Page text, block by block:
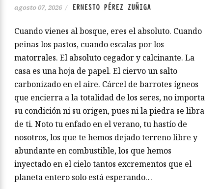
agosto 07, 2026 / ERNESTO PÉREZ ZUÑIGA
Cuando vienes al bosque, eres el absoluto. Cuando
peinas los pastos, cuando escalas por los
matorrales. El absoluto cegador y calcinante. La
casa es una hoja de papel. El ciervo un salto
carbonizado en el aire. Cárcel de barrotes ígneos
que encierra a la totalidad de los seres, no importa
su condición ni su origen, pues ni la piedra se libra
de ti. Noto tu enfado en el verano, tu hastío de
nosotros, los que te hemos dejado terreno libre y
abundante en combustible, los que hemos
inyectado en el cielo tantos excrementos que el
planeta entero solo está esperando…